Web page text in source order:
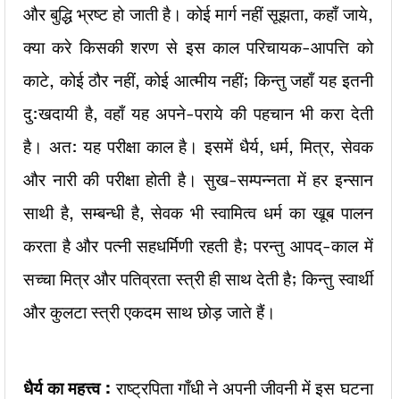
और बुद्धि भ्रष्ट हो जाती है। कोई मार्ग नहीं सूझता, कहाँ जाये,
क्या करे किसकी शरण से इस काल परिचायक-आपत्ति को
काटे, कोई ठौर नहीं, कोई आत्मीय नहीं; किन्तु जहाँ यह इतनी
दु:खदायी है, वहाँ यह अपने-पराये की पहचान भी करा देती
है। अत: यह परीक्षा काल है। इसमें धैर्य, धर्म, मित्र, सेवक
और नारी की परीक्षा होती है। सुख-सम्पन्नता में हर इन्सान
साथी है, सम्बन्धी है, सेवक भी स्वामित्व धर्म का खूब पालन
करता है और पत्नी सहधर्मिणी रहती है; परन्तु आपद्-काल में
सच्चा मित्र और पतिव्रता स्त्री ही साथ देती है; किन्तु स्वार्थी
और कुलटा स्त्री एकदम साथ छोड़ जाते हैं।
धैर्य का महत्त्व : राष्ट्रपिता गाँधी ने अपनी जीवनी में इस घटना